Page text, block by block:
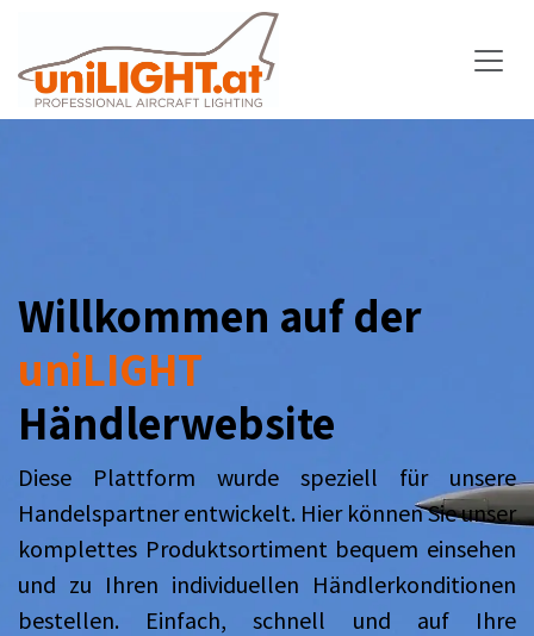
Willkommen auf der
uniLIGHT
Händlerwebsite
Diese Plattform wurde speziell für unsere
Handelspartner entwickelt. Hier können Sie unser
komplettes Produktsortiment bequem einsehen
und zu Ihren individuellen Händlerkonditionen
bestellen. Einfach, schnell und auf Ihre